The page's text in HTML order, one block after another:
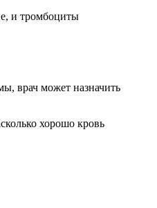
и тромбоциты
врач может назначить
хорошо кровь